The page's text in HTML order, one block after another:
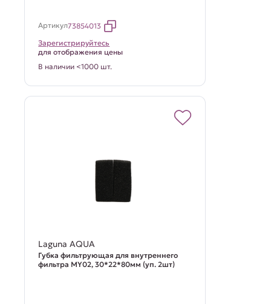
Артикул73854013
Зарегистрируйтесь
для отображения цены
В наличии <1000 шт.
Laguna AQUA
Губка фильтрующая для внутреннего
фильтра MY02, 30*22*80мм (уп. 2шт)